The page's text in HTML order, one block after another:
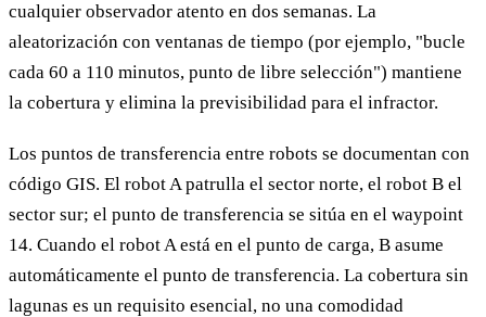
cualquier observador atento en dos semanas. La
aleatorización con ventanas de tiempo (por ejemplo, "bucle
cada 60 a 110 minutos, punto de libre selección") mantiene
la cobertura y elimina la previsibilidad para el infractor.
Los puntos de transferencia entre robots se documentan con
código GIS. El robot A patrulla el sector norte, el robot B el
sector sur; el punto de transferencia se sitúa en el waypoint
14. Cuando el robot A está en el punto de carga, B asume
automáticamente el punto de transferencia. La cobertura sin
lagunas es un requisito esencial, no una comodidad